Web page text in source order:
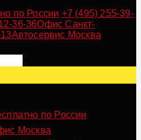
по России +7 (495) 255-39-
36-36Офис Санкт-
Автосервис Москва
по России
Москва